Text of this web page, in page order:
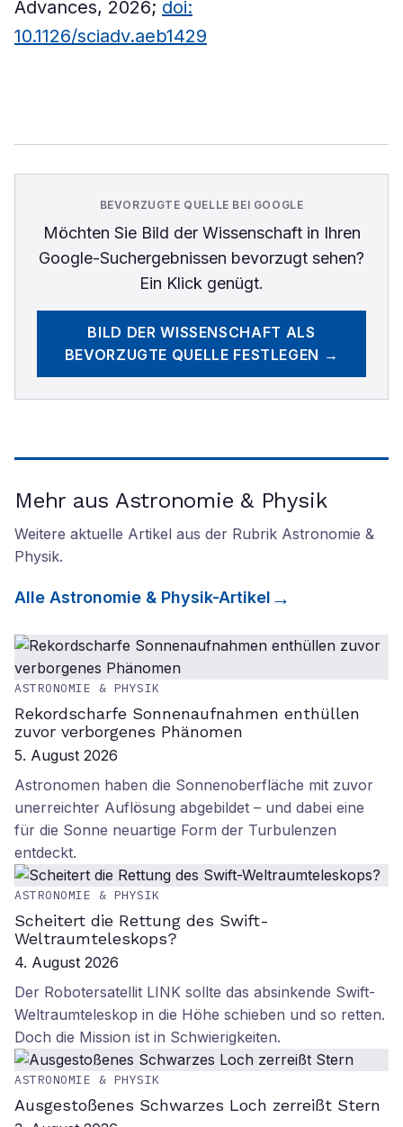
Advances, 2026; doi:
10.1126/sciadv.aeb1429
BEVORZUGTE QUELLE BEI GOOGLE
Möchten Sie Bild der Wissenschaftin Ihren
Google-Suchergebnissen bevorzugt sehen?
Ein Klick genügt.
BILD DER WISSENSCHAFT ALS
BEVORZUGTE QUELLE FESTLEGEN →
Mehr aus Astronomie & Physik
Weitere aktuelle Artikel aus der Rubrik Astronomie &
Physik.
Alle Astronomie & Physik-Artikel
ASTRONOMIE & PHYSIK
Rekordscharfe Sonnenaufnahmen enthüllen
zuvor verborgenes Phänomen
5. August 2026
Astronomen haben die Sonnenoberfläche mit zuvor
unerreichter Auflösung abgebildet – und dabei eine
für die Sonne neuartige Form der Turbulenzen
entdeckt.
ASTRONOMIE & PHYSIK
Scheitert die Rettung des Swift-
Weltraumteleskops?
4. August 2026
Der Robotersatellit LINK sollte das absinkende Swift-
Weltraumteleskop in die Höhe schieben und so retten.
Doch die Mission ist in Schwierigkeiten.
ASTRONOMIE & PHYSIK
Ausgestoßenes Schwarzes Loch zerreißt Stern